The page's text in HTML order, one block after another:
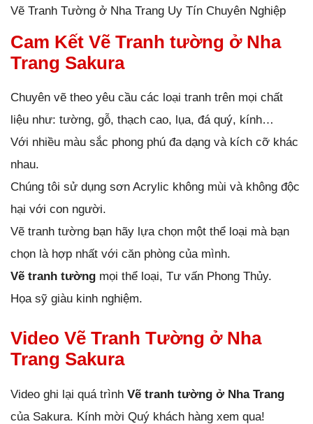
Vẽ Tranh Tường ở Nha Trang Uy Tín Chuyên Nghiệp
Cam Kết Vẽ Tranh tường ở Nha
Trang Sakura
Chuyên vẽ theo yêu cầu các loại tranh trên mọi chất
liệu như: tường, gỗ, thạch cao, lụa, đá quý, kính…
Với nhiều màu sắc phong phú đa dạng và kích cỡ khác
nhau.
Chúng tôi sử dụng sơn Acrylic không mùi và không độc
hại với con người.
Vẽ tranh tường bạn hãy lựa chọn một thể loại mà bạn
chọn là hợp nhất với căn phòng của mình.
Vẽ tranh tường mọi thể loại, Tư vấn Phong Thủy.
Họa sỹ giàu kinh nghiệm.
Video Vẽ Tranh Tường ở Nha
Trang Sakura
Video ghi lại quá trình Vẽ tranh tường ở Nha Trang
của Sakura. Kính mời Quý khách hàng xem qua!